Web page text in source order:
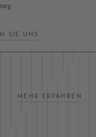
SIE UNS
MEHR ERFAHREN